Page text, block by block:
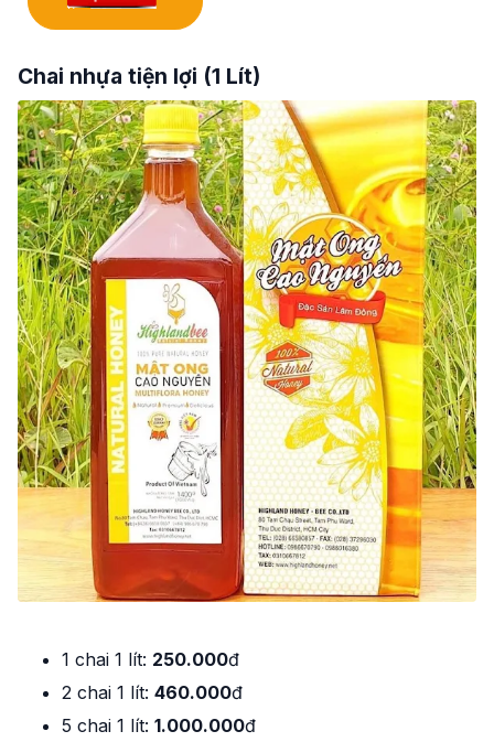
Chai nhựa tiện lợi (1 Lít)
1 chai 1 lít: 250.000đ
2 chai 1 lít: 460.000đ
5 chai 1 lít: 1.000.000đ